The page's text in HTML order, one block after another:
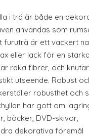
i trä är både en
användas som
furuträ är ett vackert
eller lack för en
raka fibrer, och
utseende. Robust
robusthet och
har gott om
böcker, DVD-skivor,
dekorativa föremål